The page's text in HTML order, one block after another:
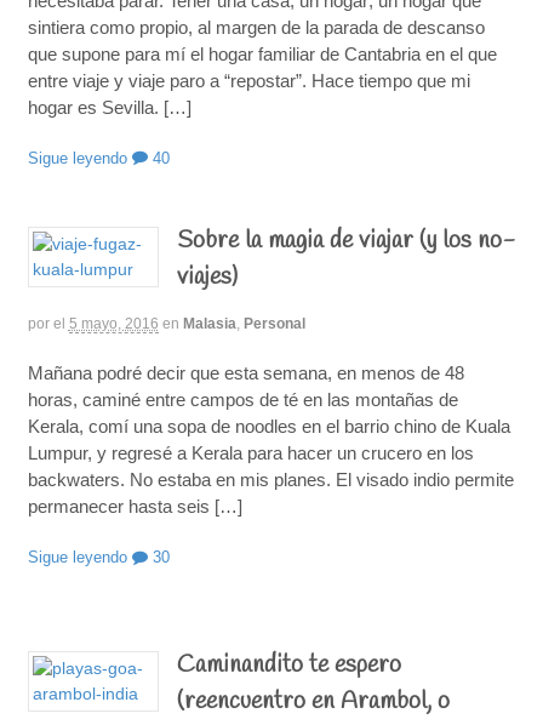
sintiera como propio, al margen de la parada de descanso
que supone para mí el hogar familiar de Cantabria en el que
entre viaje y viaje paro a “repostar”. Hace tiempo que mi
hogar es Sevilla. […]
Sigue leyendo 40
Sobre la magia de viajar (y los no-
viajes)
por el 5 mayo, 2016 en Malasia, Personal
Mañana podré decir que esta semana, en menos de 48
horas, caminé entre campos de té en las montañas de
Kerala, comí una sopa de noodles en el barrio chino de Kuala
Lumpur, y regresé a Kerala para hacer un crucero en los
backwaters. No estaba en mis planes. El visado indio permite
permanecer hasta seis […]
Sigue leyendo 30
Caminandito te espero
(reencuentro en Arambol, o